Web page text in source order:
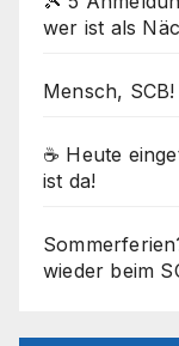
wer ist als
Mensch, SCB!
☕ Heute
ist da!
wieder beim